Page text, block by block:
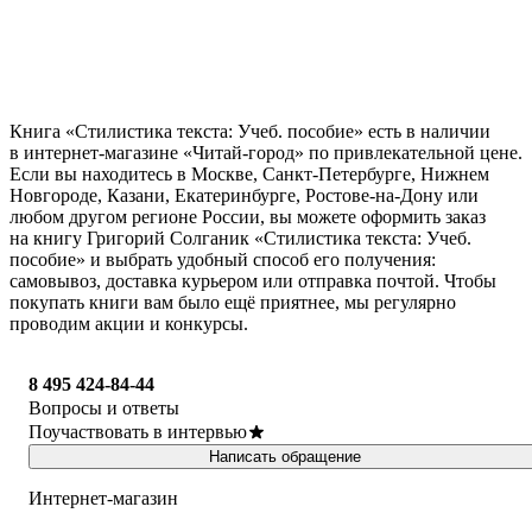
Книга «Стилистика текста: Учеб. пособие» есть в наличии
в интернет-магазине «Читай-город» по привлекательной цене.
Если вы находитесь в Москве, Санкт-Петербурге, Нижнем
Новгороде, Казани, Екатеринбурге, Ростове-на-Дону или
любом другом регионе России, вы можете оформить заказ
на книгу Григорий Солганик «Стилистика текста: Учеб.
пособие» и выбрать удобный способ его получения:
самовывоз, доставка курьером или отправка почтой. Чтобы
покупать книги вам было ещё приятнее, мы регулярно
проводим акции и конкурсы.
8 495 424-84-44
Вопросы и ответы
Поучаствовать в интервью
Написать обращение
Интернет-магазин